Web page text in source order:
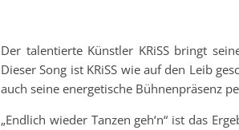
Der talentierte Künstler KRiSS bringt
Dieser Song ist KRiSS wie auf den Leib
auch seine energetische Bühnenpräsenz
„Endlich wieder Tanzen geh‘n“ ist das